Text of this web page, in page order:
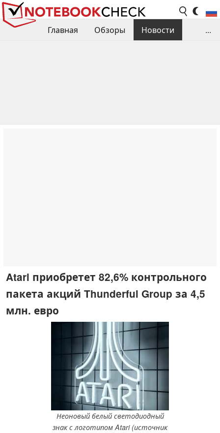
Главная Обзоры
Новости
...
Atari приобретет 82,6% контрольного
пакета акций Thunderful Group за 4,5
млн. евро
Неоновый белый светодиодный
знак с логотипом Atari (источник